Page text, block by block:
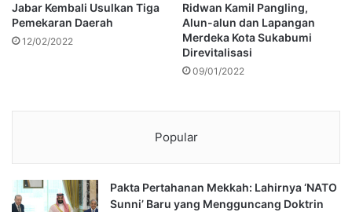
Jabar Kembali Usulkan Tiga
Pemekaran Daerah
12/02/2022
Ridwan Kamil Pangling,
Alun-alun dan Lapangan
Merdeka Kota Sukabumi
Direvitalisasi
09/01/2022
Popular
Pakta Pertahanan Mekkah: Lahirnya ‘NATO
Sunni’ Baru yang Mengguncang Doktrin